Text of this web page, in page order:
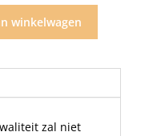
winkelwagen
zal niet